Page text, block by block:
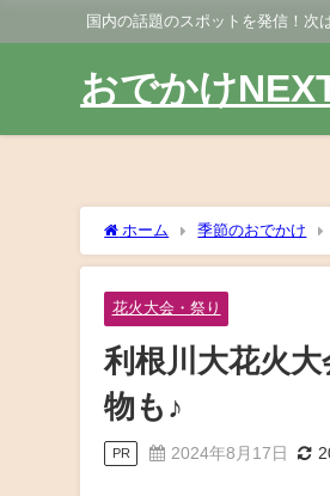
国内の話題のスポットを発信！次
おでかけ
ホーム 季節のおでかけ
花火大会・祭り
利根川大花火
物も♪
PR 2024年8月17日